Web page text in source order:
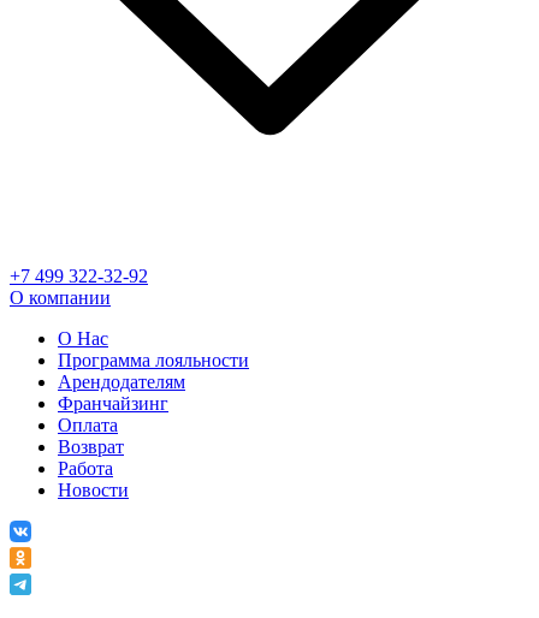
+7 499 322-32-92
О компании
О Нас
Программа лояльности
Арендодателям
Франчайзинг
Оплата
Возврат
Работа
Новости